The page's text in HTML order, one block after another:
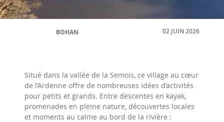
BOHAN 02 JUIN 2026
Situé dans la vallée de la Semois, ce village au cœur
de l’Ardenne offre de nombreuses idées d’activités
pour petits et grands. Entre descentes en kayak,
promenades en pleine nature, découvertes locales
et moments au calme au bord de la rivière :